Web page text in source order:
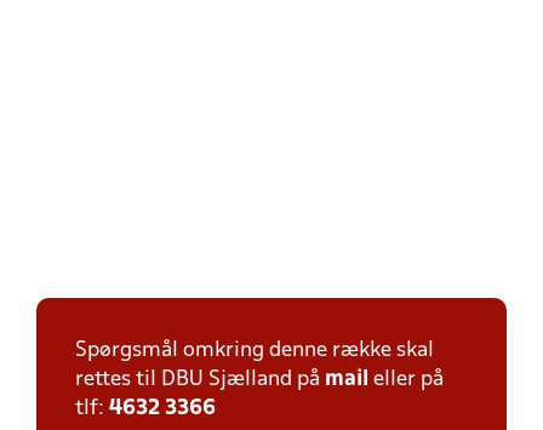
Spørgsmål omkring denne række skal
rettes til DBU Sjælland på mail eller på
tlf: 4632 3366